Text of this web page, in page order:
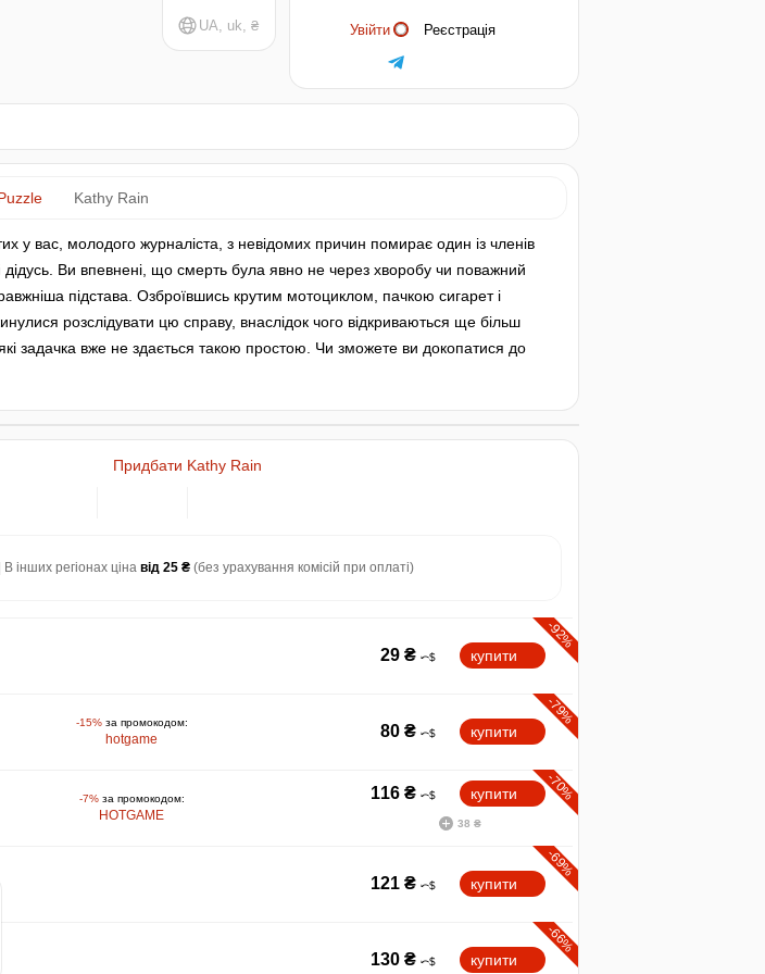
Увійти Реєстрація
UA, uk, ₴
Kathy Rain
у вас, молодого журналіста, з невідомих причин помирає один із членів
дідусь. Ви впевнені, що смерть була явно не через хворобу чи поважний
підстава. Озброївшись крутим мотоциклом, пачкою сигарет і
розслідувати цю справу, внаслідок чого відкриваються ще більш
які задачка вже не здається такою простою. Чи зможете ви докопатися до
Придбати Kathy Rain
| В інших регіонах ціна від 25 ₴ (без урахування комісій при оплаті)
-92%
29 ₴ купити
-15%за промокодом:
hotgame
-79%
80 ₴ купити
-7%за промокодом:
HOTGAME
-70%
116 ₴ купити
38 ₴
-69%
121 ₴ купити
-66%
130 ₴ купити